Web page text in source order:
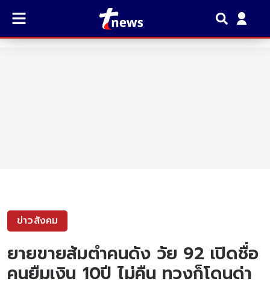
ข่าวสังคม
ยายขายส้มตำคนดัง วัย 92 เปิดชื่อ
คนยืมเงิน 10ปี ไม่คืน ทวงก็โดนด่า